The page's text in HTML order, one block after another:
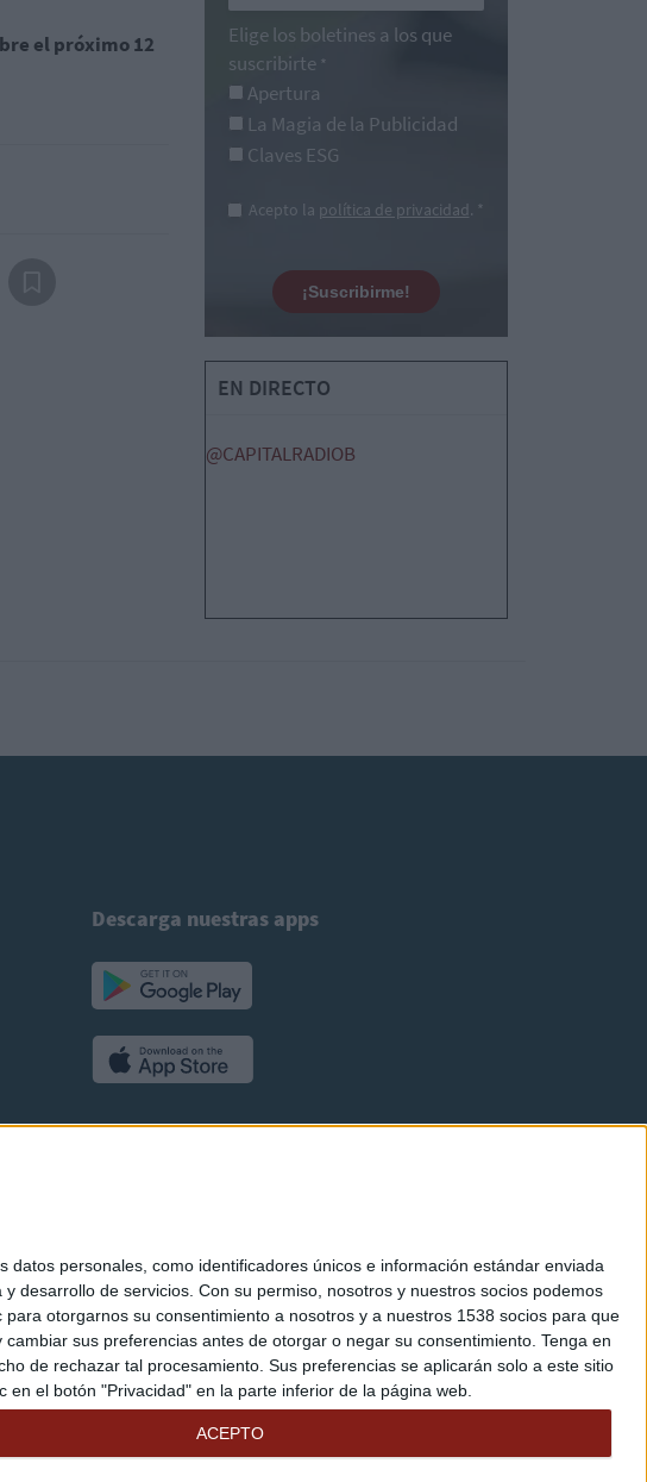
personales, como identificadores únicos e información estándar enviada
desarrollo de servicios. Con su permiso, nosotros y nuestros socios podemos
otorgarnos su consentimiento a nosotros y a nuestros 1538 socios para que
sus preferencias antes de otorgar o negar su consentimiento. Tenga en
de rechazar tal procesamiento. Sus preferencias se aplicarán solo a este sitio
el botón "Privacidad" en la parte inferior de la página web.
ACEPTO
el próximo 12
Elige los boletines a los que
suscribirte *
Apertura
La Magia de la Publicidad
Claves ESG
Acepto la política de privacidad. *
¡Suscribirme!
EN DIRECTO
@CAPITALRADIOB
Descarga nuestras apps